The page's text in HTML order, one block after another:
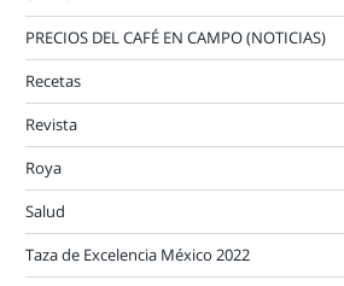
PRECIOS DEL CAFÉ EN CAMPO (NOTICIAS)
Recetas
Revista
Roya
Salud
Taza de Excelencia México 2022